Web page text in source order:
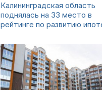
Калининградская область
поднялась на 33 место в
рейтинге по развитию